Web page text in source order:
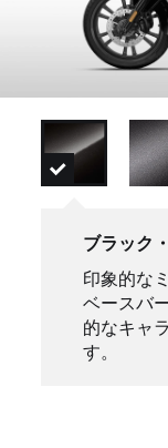
ブラック
印象的な
ベースバ
的なキャ
す。